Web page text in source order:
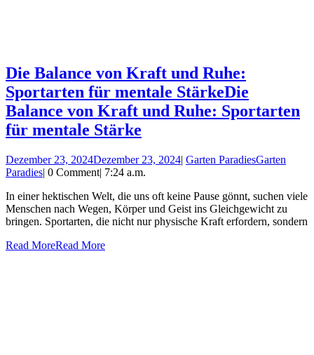
Die Balance von Kraft und Ruhe:
Sportarten für mentale StärkeDie
Balance von Kraft und Ruhe: Sportarten
für mentale Stärke
Dezember 23, 2024Dezember 23, 2024| Garten ParadiesGarten
Paradies| 0 Comment| 7:24 a.m.
In einer hektischen Welt, die uns oft keine Pause gönnt, suchen viele
Menschen nach Wegen, Körper und Geist ins Gleichgewicht zu
bringen. Sportarten, die nicht nur physische Kraft erfordern, sondern
Read MoreRead More